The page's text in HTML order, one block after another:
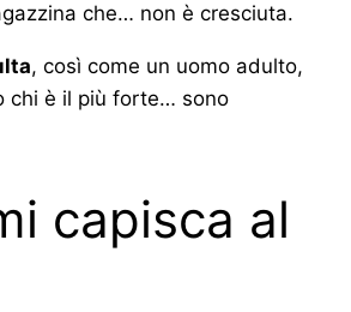
che… non è cresciuta.
, così come un uomo adulto,
chi è il più forte… sono
capisca al